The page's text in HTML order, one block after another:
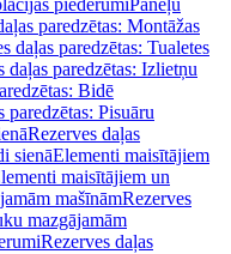
piederumiPaneļu
paredzētas: Montāžas
daļas paredzētas: Tualetes
daļas paredzētas: Izlietņu
Bidē
paredzētas: Pisuāru
Rezerves daļas
sienāElementi maisītājiem
maisītājiem un
mašīnāmRezerves
mazgājamām
Rezerves daļas